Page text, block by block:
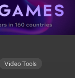
Video Tools